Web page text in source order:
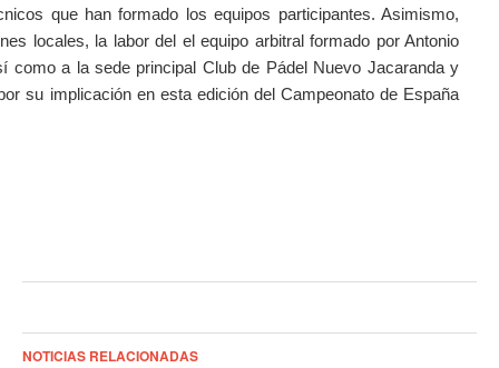
que han formado los equipos participantes. Asimismo,
locales, la labor del el equipo arbitral formado por Antonio
como a la sede principal Club de Pádel Nuevo Jacaranda y
su implicación en esta edición del Campeonato de España
NOTICIAS RELACIONADAS